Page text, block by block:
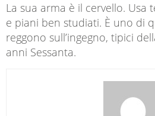
La sua arma è il cervello. Usa
e piani ben studiati. È uno di
reggono sull’ingegno, tipici
anni Sessanta.